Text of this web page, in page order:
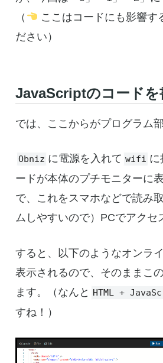
（
ここはコードにも影響す
ださい）
JavaScriptのコードを
では、ここからがプログラム
Obniz に電源を入れて wifi に
ードが本体のプチモニターに
で、これをスマホなどで読み
ムしやすいので）PCでアクセ
すると、以下のようなオンラ
表示されるので、そのままこ
ます。（なんと HTML +
すね！）